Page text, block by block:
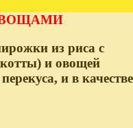
из риса с
и овощей
и в качестве